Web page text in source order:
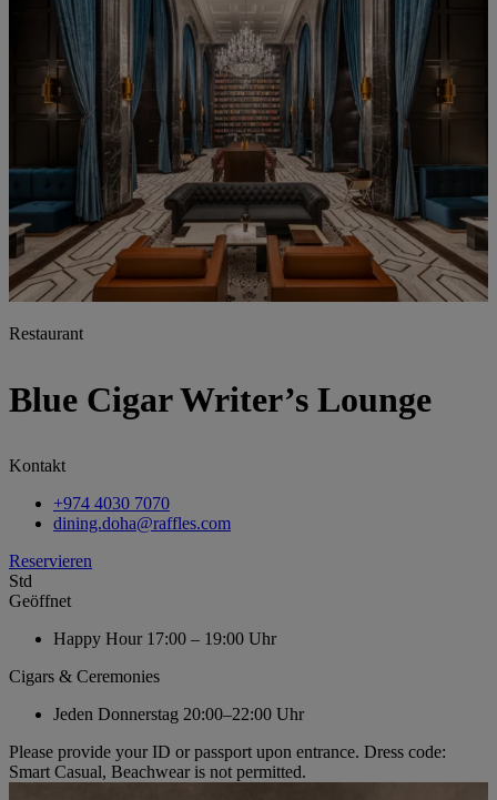
Restaurant
Blue Cigar Writer’s Lounge
Kontakt
+974 4030 7070
dining.doha@raffles.com
Reservieren
Std
Geöffnet
Happy Hour 17:00 – 19:00 Uhr
Cigars & Ceremonies
Jeden Donnerstag 20:00–22:00 Uhr
Please provide your ID or passport upon entrance. Dress code:
Smart Casual, Beachwear is not permitted.